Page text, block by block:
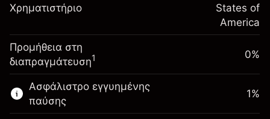
~$5,000.00
Πηγαίνετε στην πλατφόρμα
τη διάρκεια της νύχτας
της θέσης
%
(-$0.03)
Μέγεθος διαπραγμάτευσης με μόχλευση
~$5,000.00
Χρήματα από μόχλευση ~
Χρηματιστήριο
States of
America
Προμήθεια στη
διαπραγμάτευση1 0%
Ασφάλιστρο εγγυημένης
παύσης
1%